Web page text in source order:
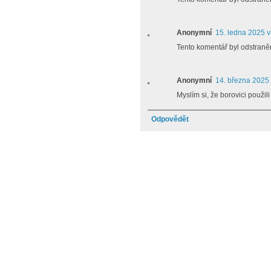
Anonymní 15. ledna 2025
Tento komentář byl
Anonymní 14. března 2025
Myslím si, že borovici
Odpovědět